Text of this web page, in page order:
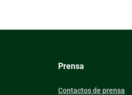
Prensa
Contactos de prensa